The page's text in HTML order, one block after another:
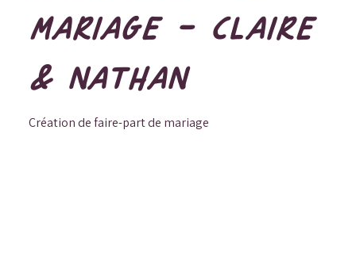
MARIAGE - CLAIRE
& NATHAN
Création de faire-part de mariage